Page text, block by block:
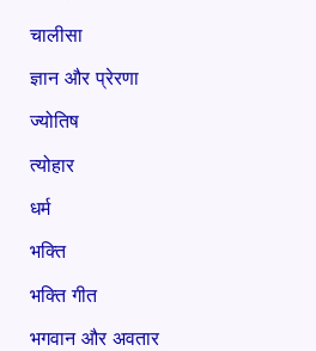
चालीसा
ज्ञान और प्रेरणा
ज्योतिष
त्योहार
धर्म
भक्ति
भक्ति गीत
भगवान और अवतार